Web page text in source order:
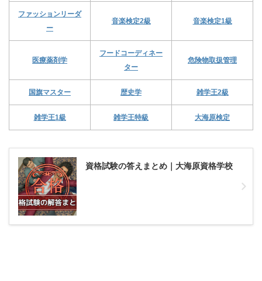
ファッションリーダ
ー
音楽検定2級 音楽検定1級
医療薬剤学
フードコーディネー
ター
危険物取扱管理
国旗マスター 歴史学 雑学王2級
雑学王1級 雑学王特級 大海原検定
資格試験の答えまとめ｜大海原資格学校